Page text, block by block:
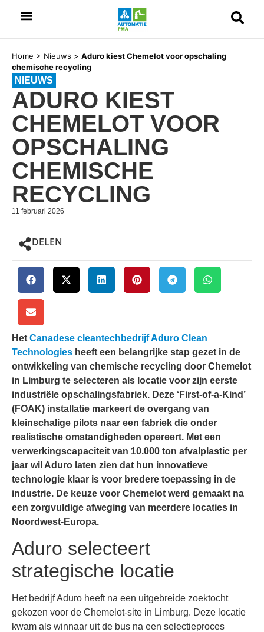
Home > Nieuws > Aduro kiest Chemelot voor opschaling
chemische recycling
NIEUWS
ADURO KIEST
CHEMELOT VOOR
OPSCHALING
CHEMISCHE
RECYCLING
11 februari 2026
DELEN
Het Canadese cleantechbedrijf Aduro Clean
Technologies heeft een belangrijke stap gezet in de
ontwikkeling van chemische recycling door Chemelot
in Limburg te selecteren als locatie voor zijn eerste
industriële opschalingsfabriek. Deze ‘First-of-a-Kind’
(FOAK) installatie markeert de overgang van
kleinschalige pilots naar een fabriek die onder
realistische omstandigheden opereert. Met een
verwerkingscapaciteit van 10.000 ton afvalplastic per
jaar wil Aduro laten zien dat hun innovatieve
technologie klaar is voor bredere toepassing in de
industrie. De keuze voor Chemelot werd gemaakt na
een zorgvuldige afweging van meerdere locaties in
Noordwest-Europa.
Aduro selecteert
strategische locatie
Het bedrijf Aduro heeft na een uitgebreide zoektocht
gekozen voor de Chemelot-site in Limburg. Deze locatie
kwam als winnaar uit de bus na een selectieproces